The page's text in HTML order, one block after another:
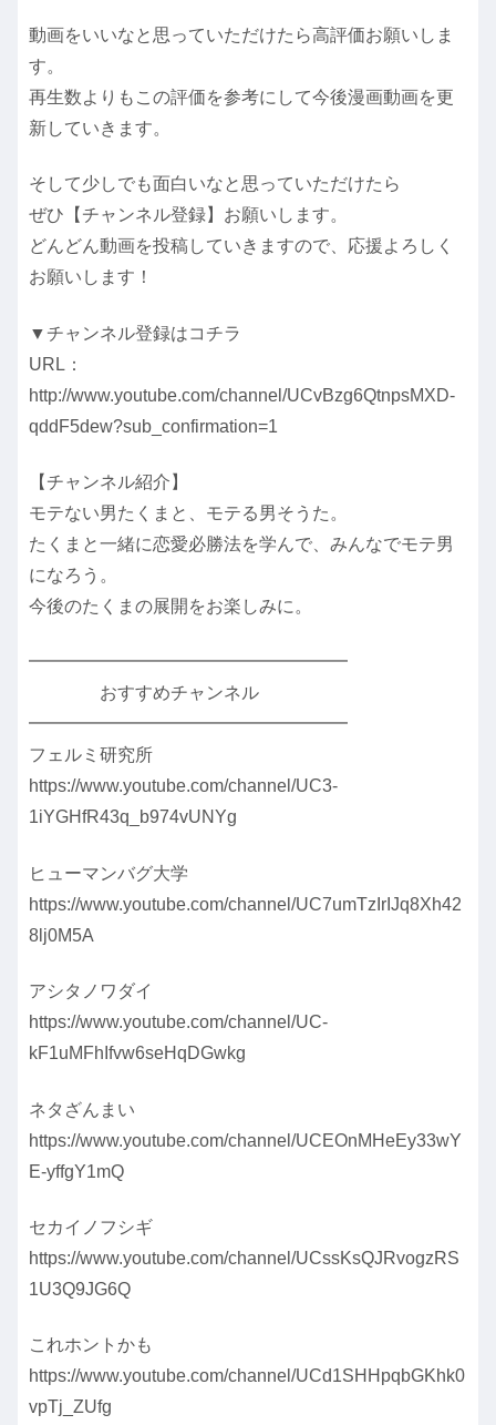
動画をいいなと思っていただけたら高評価お願いしま
す。
再生数よりもこの評価を参考にして今後漫画動画を更
新していきます。
そして少しでも面白いなと思っていただけたら
ぜひ【チャンネル登録】お願いします。
どんどん動画を投稿していきますので、応援よろしく
お願いします！
▼チャンネル登録はコチラ
URL：
http://www.youtube.com/channel/UCvBzg6QtnpsMXD-
qddF5dew?sub_confirmation=1
【チャンネル紹介】
モテない男たくまと、モテる男そうた。
たくまと一緒に恋愛必勝法を学んで、みんなでモテ男
になろう。
今後のたくまの展開をお楽しみに。
━━━━━━━━━━━━━━━━━━
おすすめチャンネル
━━━━━━━━━━━━━━━━━━
フェルミ研究所
https://www.youtube.com/channel/UC3-
1iYGHfR43q_b974vUNYg
ヒューマンバグ大学
https://www.youtube.com/channel/UC7umTzIrIJq8Xh42
8lj0M5A
アシタノワダイ
https://www.youtube.com/channel/UC-
kF1uMFhIfvw6seHqDGwkg
ネタざんまい
https://www.youtube.com/channel/UCEOnMHeEy33wY
E-yffgY1mQ
セカイノフシギ
https://www.youtube.com/channel/UCssKsQJRvogzRS
1U3Q9JG6Q
これホントかも
https://www.youtube.com/channel/UCd1SHHpqbGKhk0
vpTj_ZUfg